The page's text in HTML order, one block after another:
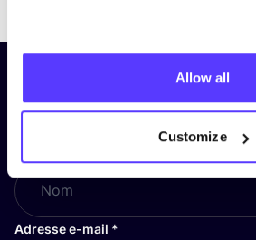
Allow all
Customize
Inscrivez-vous à
d’information et
Adresse e-mail *